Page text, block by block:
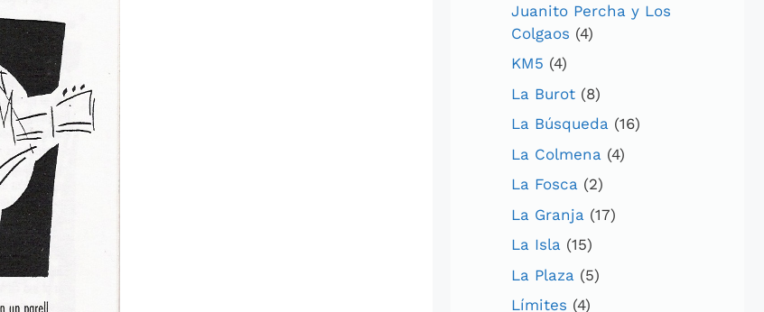
Juanito Percha y Los
Colgaos (4)
KM5 (4)
La Burot (8)
La Búsqueda (16)
La Colmena (4)
La Fosca (2)
La Granja (17)
La Isla (15)
La Plaza (5)
Límites (4)